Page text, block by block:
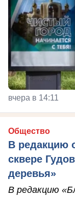
вчера в 14:11
Общество
В редакцию
сквере
деревья»
В редакцию